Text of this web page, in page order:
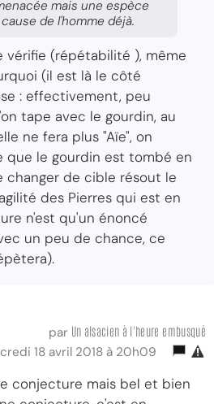
mais une espèce
de l'homme déjà.
vérifie (répétabilité ), même
(il est là le côté
: effectivement, peu
tape avec le gourdin, au
ne fera plus "Aïe", on
que le gourdin est tombé en
changer de cible résout le
des Pierres qui est en
n'est qu'un énoncé
un peu de chance, ce
par Un alsacien à l'heure embusqué
18 avril 2018 à 20h09
conjecture mais bel et bien